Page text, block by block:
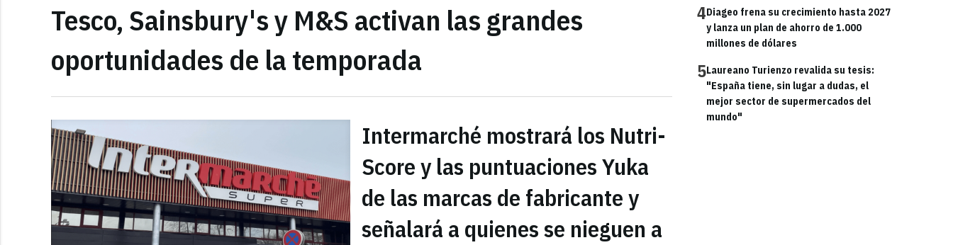
Tesco, Sainsbury's y M&S activan las grandes
oportunidades de la temporada
Intermarché mostrará los Nutri-
Score y las puntuaciones Yuka
de las marcas de fabricante y
señalará a quienes se nieguen a
4Diageo frena su crecimiento hasta 2027
y lanza un plan de ahorro de 1.000
millones de dólares
5Laureano Turienzo revalida su tesis:
"España tiene, sin lugar a dudas, el
mejor sector de supermercados del
mundo"